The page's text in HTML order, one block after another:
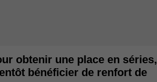
obtenir une place en séries,
bénéficier de renfort de